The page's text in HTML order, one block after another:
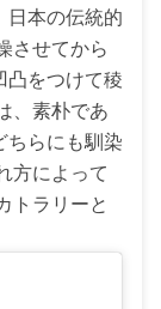
日本の伝統的
させてから
凸をつけて稜
、素朴であ
ちらにも馴染
方によって
トラリーと